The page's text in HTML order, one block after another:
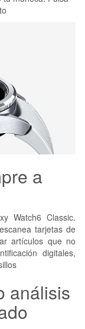
a
Watch6 Classic.
tarjetas de
artículos que no
digitales,
análisis